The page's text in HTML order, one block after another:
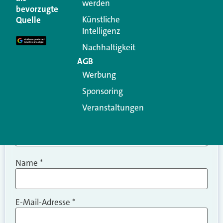
Ihre E-Mail-Adresse wird nicht veröffentlicht.
Erforderliche Felder sind mit
Kommentar
Name *
E-Mail-Adresse *
bevorzugte
Quelle
werden
Künstliche
Intelligenz
Nachhaltigkeit
AGB
Werbung
Sponsoring
Veranstaltungen